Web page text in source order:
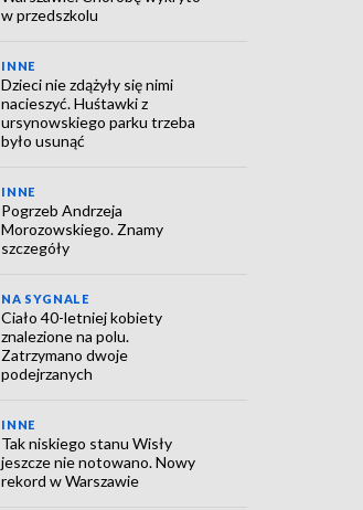
w przedszkolu
INNE
Dzieci nie zdążyły się nimi
nacieszyć. Huśtawki z
ursynowskiego parku trzeba
było usunąć
INNE
Pogrzeb Andrzeja
Morozowskiego. Znamy
szczegóły
NA SYGNALE
Ciało 40-letniej kobiety
znalezione na polu.
Zatrzymano dwoje
podejrzanych
INNE
Tak niskiego stanu Wisły
jeszcze nie notowano. Nowy
rekord w Warszawie